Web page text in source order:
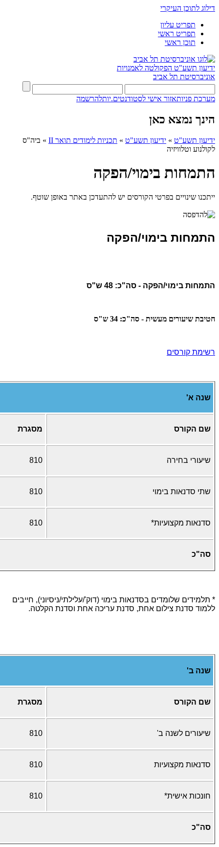
דילוג לתוכן העיקרי
תפריט עליון
תפריט ראשי
תוכן ראשי
ידיעון תשע"ט הפקולטה לאמנויות
אוניברסיטת תל אביב
מערכת פניותאזור אישי לסטודנטים.יותלהרשמה
הינך נמצא כאן
ידיעון תשע"ט » ידיעון תשע"ט » תכניות לימודים תואר II » ביה"ס
לקולנוע וטלוויזיה
התמחות בימוי/הפקה
ייתכנו שינויים בפרטי הקורסים יש להתעדכן באתר באופן שוטף.
התמחות בימוי/הפקה
התמחות בימוי/הפקה - סה"כ: 48 ש"ס
חטיבת שיעורים מעשית - סה"כ: 34 ש"ס
רשימת קורסים
שנה א'
שם הקורס מסגרת
שיעורי בחירה 810
שתי סדנאות בימוי 810
סדנאות מקצועיות* 810
סה"כ
* תלמידים שלומדים בסדנאות בימוי (דוק'/עלילתי/ניסיוני), חייבים
ללמוד סדנת צילום אחת, סדנת עריכה אחת וסדנת הקלטה.
שנה ב'
שם הקורס מסגרת
שיעורים לשנה ב' 810
סדנאות מקצועיות 810
חונכות אישית* 810
סה"כ